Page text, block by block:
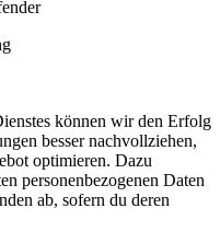
können wir den Erfolg
besser nachvollziehen,
optimieren. Dazu
personenbezogenen Daten
ab, sofern du deren